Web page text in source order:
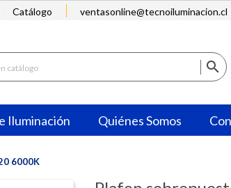
Catálogo ventasonline@tecnoiluminacion.cl

Iluminación Quiénes Somos
6000K